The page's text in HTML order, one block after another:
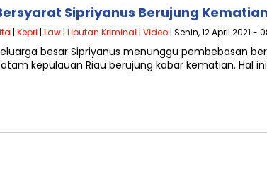
Sipriyanus Berujung Kematian
| Kepri | Law | Liputan Kriminal | Video | Senin, 12 April 2021 -
besar Sipriyanus menunggu pembebasan
kepulauan Riau berujung kabar kematian. Hal